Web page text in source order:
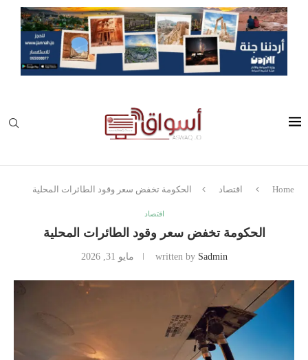
Home اقتصاد الحكومة تخفض سعر وقود الطائرات المحلية
اقتصاد
الحكومة تخفض سعر وقود الطائرات المحلية
written by Sadmin مايو 31, 2026